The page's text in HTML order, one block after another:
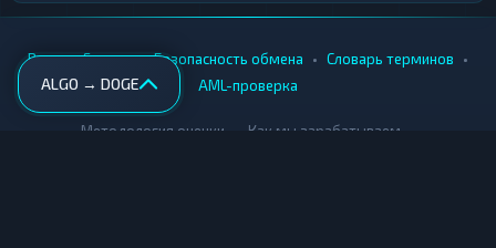
ALGO → DOGE
Вики • Города • Безопасность обмена • Словарь терминов •
AML-проверка
Методология оценки Как мы зарабатываем